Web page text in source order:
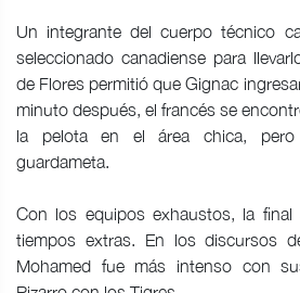
Un integrante del cuerpo técnico
seleccionado canadiense para
de Flores permitió que Gignac
minuto después, el francés se
la pelota en el área chica,
guardameta.
Con los equipos exhaustos, la
tiempos extras. En los discursos
Mohamed fue más intenso con